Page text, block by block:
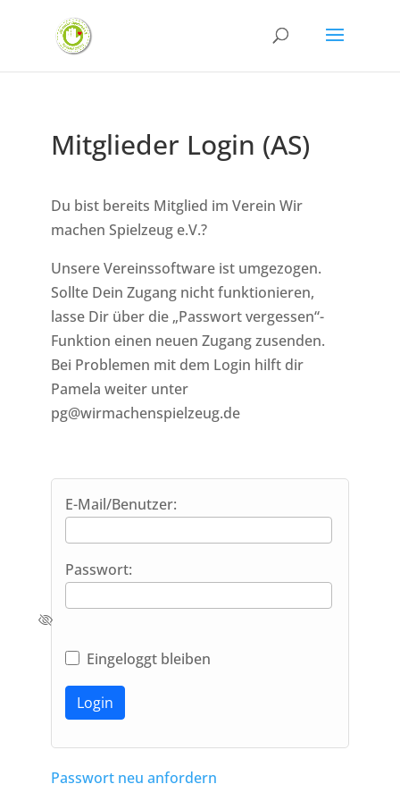
Mitglieder Login (AS)
Du bist bereits Mitglied im Verein Wir
machen Spielzeug e.V.?
Unsere Vereinssoftware ist umgezogen.
Sollte Dein Zugang nicht funktionieren,
lasse Dir über die „Passwort vergessen“-
Funktion einen neuen Zugang zusenden.
Bei Problemen mit dem Login hilft dir
Pamela weiter unter
pg@wirmachenspielzeug.de
E-Mail/Benutzer:
Passwort:
Eingeloggt bleiben
Alternative:
Passwort neu anfordern